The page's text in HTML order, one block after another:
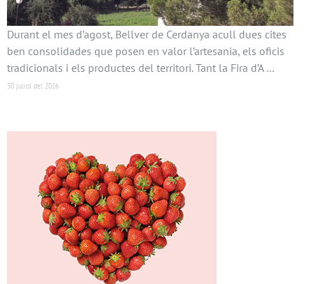
Durant el mes d’agost, Bellver de Cerdanya acull dues cites
ben consolidades que posen en valor l’artesania, els oficis
tradicionals i els productes del territori. Tant la Fira d’A …
30 juliol del 2026